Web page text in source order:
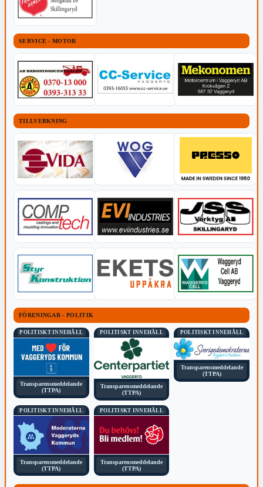
SERVICE - MOTOR
TILLVERKNING
FÖRENINGAR - POLITIK
POLITISKT INNEHÅLL
Transparensmeddelande
(TTPA)
POLITISKT INNEHÅLL
Transparensmeddelande
(TTPA)
POLITISKT INNEHÅLL
Transparensmeddelande
(TTPA)
POLITISKT INNEHÅLL
Transparensmeddelande
(TTPA)
POLITISKT INNEHÅLL
Transparensmeddelande
(TTPA)